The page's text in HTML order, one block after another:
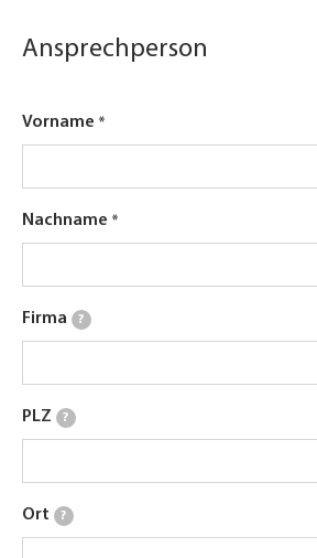
Ansprechperson
Vorname
Nachname
Firma ?
PLZ ?
Ort ?